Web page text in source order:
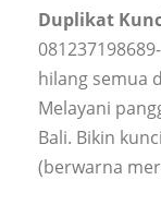
Duplikat
hilang semua
Melayani
Bali. Bikin
(berwarna